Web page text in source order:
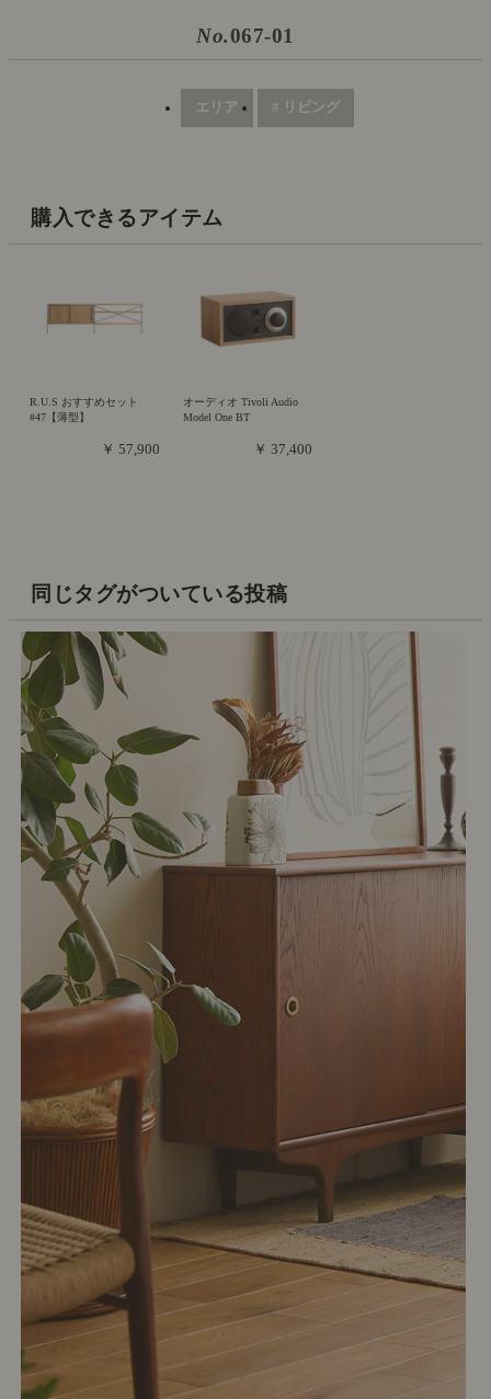
No.067-01
エリア # リビング
購入できるアイテム
R.U.S おすすめセット
#47【薄型】
￥ 57,900
オーディオ Tivoli Audio
Model One BT
￥ 37,400
同じタグがついている投稿